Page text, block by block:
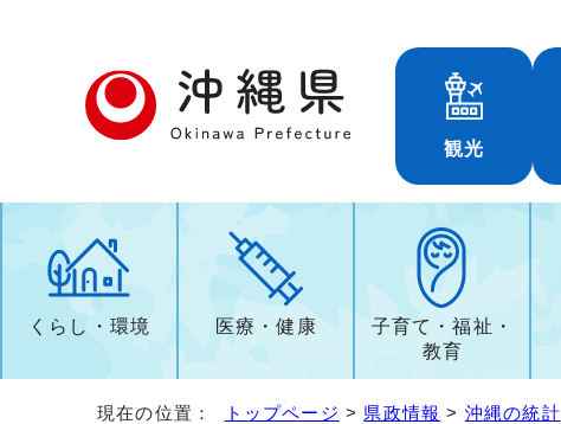
観光
くらし・環境 医療・健康
子育て・福祉・
教育
現在の位置： トップページ > 県政情報 > 沖縄の統計